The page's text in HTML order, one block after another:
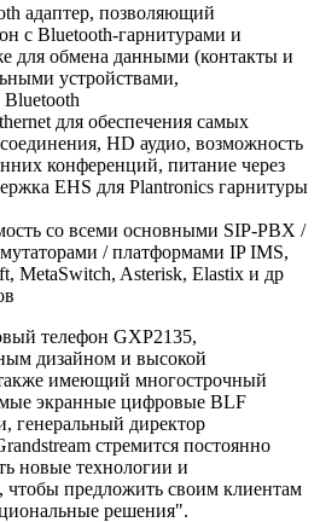
адаптер, позволяющий
с Bluetooth-гарнитурами и
для обмена данными (контакты и
устройствами,
для обеспечения самых
HD аудио, возможность
конференций, питание через
EHS для Plantronics гарнитуры
со всеми основными SIP-PBX /
/ платформами IP IMS,
MetaSwitch, Asterisk, Elastix и др
телефон GXP2135,
дизайном и высокой
имеющий многострочный
экранные цифровые BLF
генеральный директор
стремится постоянно
новые технологии и
чтобы предложить своим клиентам
решения".